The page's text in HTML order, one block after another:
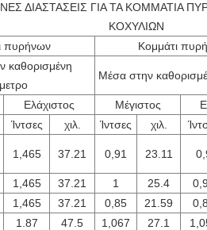
ΔΙΑΣΤΑΣΕΙΣ ΓΙΑ ΤΑ ΚΟΜΜΑΤΙΑ
ΚΟΧΥΛΙΩΝ
πυρήνων Κομμάτι
καθορισμένη
Μέσα στην
Ελάχιστος Μέγιστος
Ίντσες χιλ. Ίντσες χιλ.
1,465 37.21 0,91 23.11
1,465 37.21 1 25.4
1,465 37.21 0,85 21.59
1.87 47.5 1,067 27.1